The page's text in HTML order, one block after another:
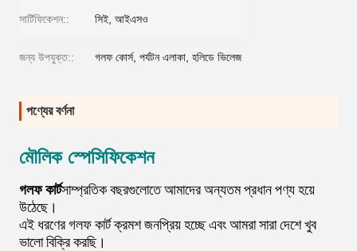
সার্টিফিকেশন:: সিই, আইএসও
জন্য উপযুক্ত:: গলফ কোর্স, পর্যটন এলাকা, হলিডে ভিলেজ
পণ্যের বর্ণনা
মৌলিক স্পেসিফিকেশন
গলফ কার্টসাম্প্রতিক বছরগুলোতে আমাদের অন্যতম প্রধান পণ্য হয়ে
উঠেছে।
এই ধরণের গলফ কার্ট ক্রমশ জনপ্রিয় হচ্ছে এবং আমরা সারা দেশে খুব
ভালো বিক্রি করছি।